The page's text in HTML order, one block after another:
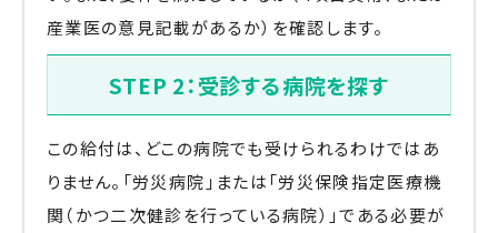
産業医の意見記載があるか）を確認します。
STEP 2：受診する病院を探す
この給付は、どこの病院でも受けられるわけではあ
りません。「労災病院」または「労災保険指定医療機
関（かつ二次健診を行っている病院）」である必要が